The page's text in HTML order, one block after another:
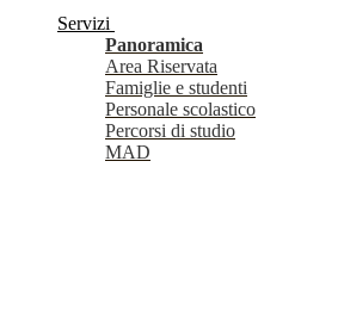
Servizi
Panoramica
Area Riservata
Famiglie e studenti
Personale scolastico
Percorsi di studio
MAD